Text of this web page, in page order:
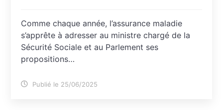
Comme chaque année, l’assurance maladie
s’apprête à adresser au ministre chargé de la
Sécurité Sociale et au Parlement ses
propositions…
Publié le 25/06/2025